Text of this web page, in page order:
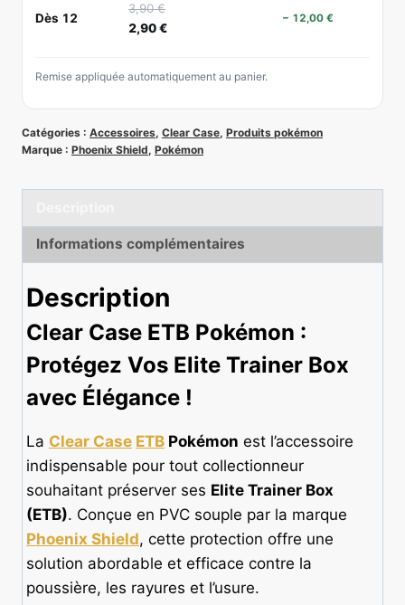
Shield
Dès 12
3,90€
2,90€
− 12,00 €
Remise appliquée automatiquement au panier.
Catégories : Accessoires, Clear Case, Produits pokémon
Marque : Phoenix Shield, Pokémon
Informations complémentaires
Description
Clear Case ETB Pokémon :
Protégez Vos Elite Trainer Box
avec Élégance !
La Clear Case ETB Pokémon est l’accessoire
indispensable pour tout collectionneur
souhaitant préserver ses Elite Trainer Box
(ETB). Conçue en PVC souple par la marque
Phoenix Shield, cette protection offre une
solution abordable et efficace contre la
poussière, les rayures et l’usure.